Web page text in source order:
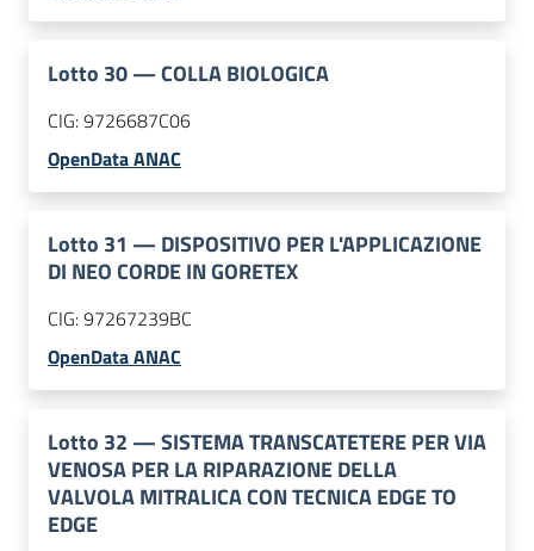
Lotto 30—COLLA BIOLOGICA
CIG:9726687C06
OpenData ANAC
Lotto 31 — DISPOSITIVO PER L'APPLICAZIONE
DI NEO CORDE IN GORETEX
CIG:97267239BC
OpenData ANAC
Lotto 32 —SISTEMA TRANSCATETERE PER VIA
VENOSA PER LA RIPARAZIONE DELLA
VALVOLA MITRALICA CON TECNICA EDGE TO
EDGE